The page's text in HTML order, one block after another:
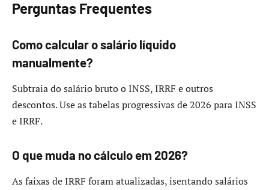
Perguntas Frequentes
Como calcular o salário líquido
manualmente?
Subtraia do salário bruto o INSS, IRRF e outros
descontos. Use as tabelas progressivas de 2026 para INSS
e IRRF.
O que muda no cálculo em 2026?
As faixas de IRRF foram atualizadas, isentando salários